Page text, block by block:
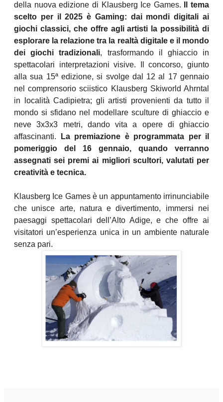
della nuova edizione di Klausberg Ice Games.
Il tema
scelto per il 2025 è Gaming: dai mondi digitali ai
giochi classici, che offre agli artisti la possibilità di
esplorare la relazione tra la realtà digitale e il mondo
dei giochi tradizionali, trasformando il ghiaccio in
spettacolari interpretazioni visive. Il concorso, giunto
alla sua 15ª edizione, si svolge dal 12 al 17 gennaio
nel comprensorio sciistico Klausberg Skiworld Ahrntal
in località Cadipietra; gli artisti provenienti da tutto il
mondo si sfidano nel modellare sculture di ghiaccio e
neve 3x3x3 metri, dando vita a opere di ghiaccio
affascinanti. La premiazione è programmata per il
pomeriggio del 16 gennaio, quando verranno
assegnati sei premi ai migliori scultori, valutati per
creatività e tecnica.
Klausberg Ice Games è un appuntamento irrinunciabile
che unisce arte, natura e divertimento, immersi nei
paesaggi spettacolari dell’Alto Adige, e che offre ai
visitatori un’esperienza unica in un ambiente naturale
senza pari.